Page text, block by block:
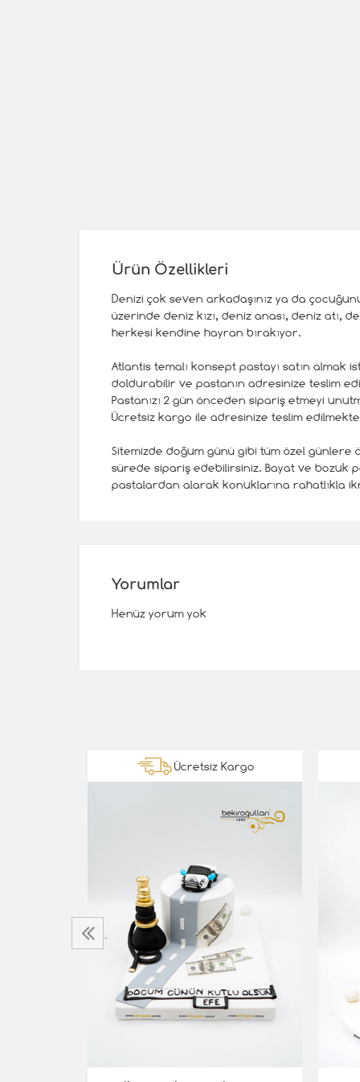
Ürün Özellikleri
Denizi çok seven arkadaşınız ya da
üzerinde deniz kızı, deniz anası, deniz atı,
herkesi kendine hayran bırakıyor.
Atlantis temalı konsept pastayı satın
doldurabilir ve pastanın adresinize teslim
Pastanızı 2 gün önceden sipariş etmeyi
Ücretsiz kargo ile adresinize teslim
Sitemizde doğum günü gibi tüm özel
sürede sipariş edebilirsiniz. Bayat ve bozuk
pastalardan alarak konuklarına rahatlıkla
Yorumlar
Henüz yorum yok
Ücretsiz Kargo
‹